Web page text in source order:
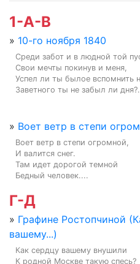
1-А-В
» 10-го ноября 1840
Среди забот и в людной той
Свои мечты покинув и меня,
Успел ли ты былое вспомнить
Заветного ты не забыл ли
» Воет ветр в степи
Воет ветр в степи огромной,
И валится снег.
Там идет дорогой темной
Бедный человек....
Г-Д
» Графине Ростопчиной
вашему...)
Как сердцу вашему внушили
К родной Москве такую спесь?